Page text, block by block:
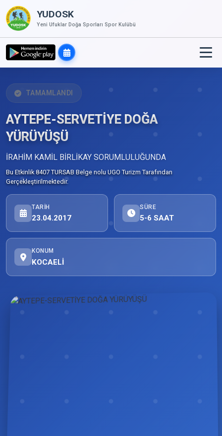
YUDOSK
Yeni Ufuklar Doğa Sporları Spor Kulübü
TAMAMLANDI
AYTEPE-SERVETİYE DOĞA
YÜRÜYÜŞÜ
İRAHİM KAMİL BİRLİKAY SORUMLULUĞUNDA
Bu Etkinlik 8407 TURSAB Belge nolu UGO Turizm Tarafından
Gerçekleştirilmektedir.
TARIH
23.04.2017
SÜRE
5-6 SAAT
KONUM
KOCAELİ